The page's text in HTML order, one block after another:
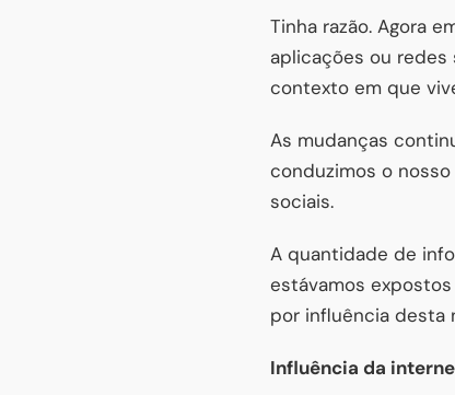
Tinha razão. Agora
aplicações ou redes
contexto em que
As mudanças
conduzimos o
sociais.
A quantidade de
estávamos
por influência desta
Influência da